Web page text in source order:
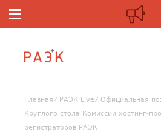
Главная РАЭК Live Официальная
Круглого стола Комиссии хостинг-
регистраторов РАЭК